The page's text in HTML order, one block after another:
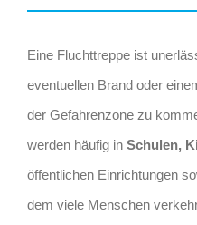
Eine Fluchttreppe ist
eventuellen Brand oder
der Gefahrenzone zu
werden häufig in Schulen,
öffentlichen Einrichtungen
dem viele Menschen